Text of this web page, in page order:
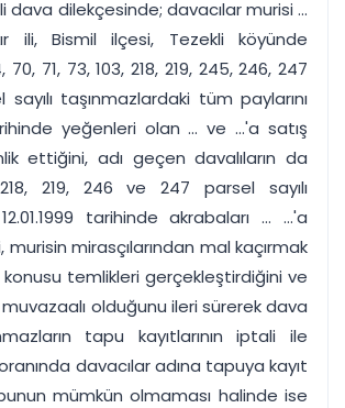
dava dilekçesinde; davacılar murisi ...
ili, Bismil ilçesi, Tezekli köyünde
70, 71, 73, 103, 218, 219, 245, 246, 247
taşınmazlardaki tüm paylarını
yeğenleri olan ... ve ...'a satış
ettiğini, adı geçen davalıların da
218, 219, 246 ve 247 parsel sayılı
tarihinde akrabaları ... ...'a
mirasçılarından mal kaçırmak
temlikleri gerçekleştirdiğini ve
olduğunu ileri sürerek dava
tapu kayıtlarının iptali ile
davacılar adına tapuya kayıt
mümkün olmaması halinde ise